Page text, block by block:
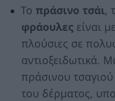
Το πράσινο τσάι,
φράουλεςείναι
πλούσιες σε
αντιοξειδωτικά.
πράσινου
του δέρματος,